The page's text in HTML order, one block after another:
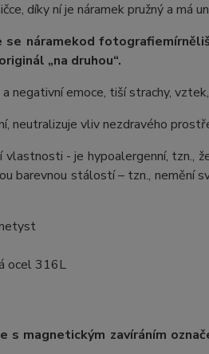
díky ní je náramek pružný a má
se náramekod fotografiemírně
„na druhou“.
negativní emoce, tiší strachy,
neutralizuje vliv nezdravého
vlastnosti - je hypoalergenní, tzn.,
barevnou stálostí – tzn., nemění
ocel 316L
s magnetickým zavíráním